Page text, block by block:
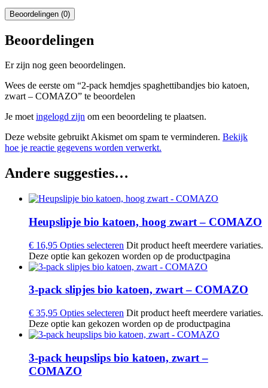
Beoordelingen (0)
Beoordelingen
Er zijn nog geen beoordelingen.
Wees de eerste om “2-pack hemdjes spaghettibandjes bio katoen,
zwart – COMAZO” te beoordelen
Je moetingelogd zijn om een beoordeling te plaatsen.
Deze website gebruikt Akismet om spam te verminderen. Bekijk
hoe je reactie gegevens worden verwerkt.
Andere suggesties…
Heupslipje bio katoen, hoog zwart – COMAZO
€ 16,95 Opties selecteren Dit product heeft meerdere variaties.
Deze optie kan gekozen worden op de productpagina
3-pack slipjes bio katoen, zwart – COMAZO
€ 35,95 Opties selecteren Dit product heeft meerdere variaties.
Deze optie kan gekozen worden op de productpagina
3-pack heupslips bio katoen, zwart –
COMAZO